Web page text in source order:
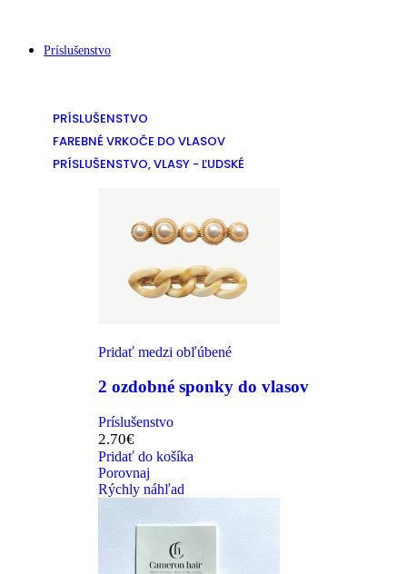
Príslušenstvo
PRÍSLUŠENSTVO
FAREBNÉ VRKOČE DO VLASOV
PRÍSLUŠENSTVO, VLASY - ĽUDSKÉ
Pridať medzi obľúbené
2 ozdobné sponky do vlasov
Príslušenstvo
2.70€
Pridať do košíka
Porovnaj
Rýchly náhľad